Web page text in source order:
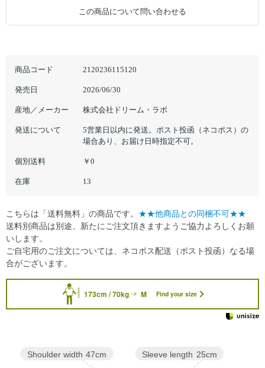
商品コード 2120236115120
発売日 2026/06/30
産地／メーカー 株式会社ドリーム・ラボ
発送について
5営業日以内に発送。ポスト投函（ネコポス）の
場合あり、お届け日時指定不可。
個別送料 ￥0
在庫 13
この商品について問い合わせる
173cm / 70kg M Find your size
Sleeve length 25cm
Shoulder width 47cm
こちらは「送料無料」の商品です。 ★★他商品との同梱不可★★
送料別商品は別途、新たにご注文頂きますようご協力よろしくお願
いします。
ご自宅用のご注文については、ネコポス配送（ポスト投函）なる場
合がございます。